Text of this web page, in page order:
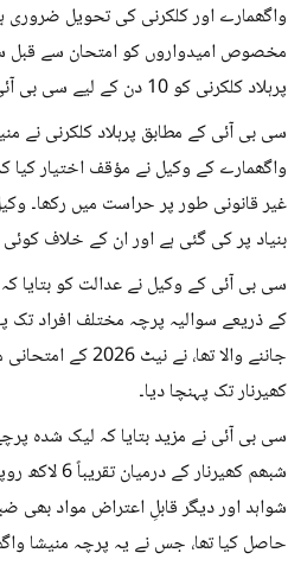
واگھمارے اور کلکرنی کی تحویل ضروری
پرہلاد کلکرنی کو 10 دن کے لیے سی بی آئی کی تحویل میں دینے کی اجازت دی تھی۔
سی بی آئی کے مطابق پرہلاد کلکرنی نے
واگھمارے کے وکیل نے مؤقف اختیار کیا
غیر قانونی طور پر حراست میں رکھا۔
بنیاد پر کی گئی ہے اور ان کے خلاف
سی بی آئی کے وکیل نے عدالت کو بتایا
کے ذریعے سوالیہ پرچہ مختلف افراد تک
جاننے والا
کھیرنار تک پہنچا دیا۔
سی بی آئی نے مزید بتایا کہ لیک شدہ
شبھم
شواہد اور دیگر قابلِ اعتراض مواد بھی
حاصل کیا تھا، جس نے یہ پرچہ منیشا